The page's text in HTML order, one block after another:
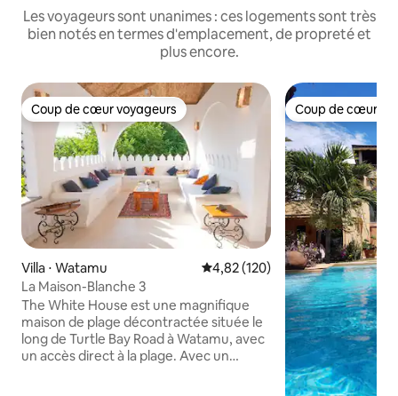
Les voyageurs sont unanimes : ces logements sont très
bien notés en termes d'emplacement, de propreté et
plus encore.
Coup de cœur voyageurs
Coup de cœur voyageurs
Villa ⋅ Watamu Évaluation moyenne sur la
4,82 (120)
La Maison-Blanche 3
The White House est une magnifique
maison de plage décontractée située le
long de Turtle Bay Road à Watamu, avec
un accès direct à la plage. Avec un
Coup de cœur
Coup de cœur